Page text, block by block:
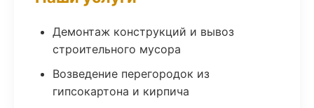
Демонтаж конструкций и вывоз
строительного мусора
Возведение перегородок из
гипсокартона и кирпича